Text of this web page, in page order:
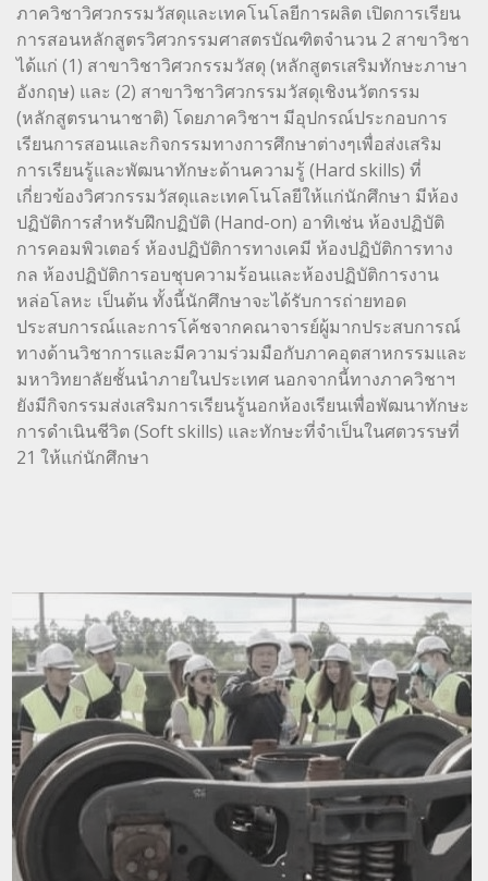
ภาควิชาวิศวกรรมวัสดุและเทคโนโลยีการผลิต เปิดการเรียน
การสอนหลักสูตรวิศวกรรมศาสตรบัณฑิตจำนวน 2 สาขาวิชา
ได้แก่ (1) สาขาวิชาวิศวกรรมวัสดุ (หลักสูตรเสริมทักษะภาษา
อังกฤษ) และ (2) สาขาวิชาวิศวกรรมวัสดุเชิงนวัตกรรม
(หลักสูตรนานาชาติ) โดยภาควิชาฯ มีอุปกรณ์ประกอบการ
เรียนการสอนและกิจกรรมทางการศึกษาต่างๆเพื่อส่งเสริม
การเรียนรู้และพัฒนาทักษะด้านความรู้ (Hard skills) ที่
เกี่ยวข้องวิศวกรรมวัสดุและเทคโนโลยีให้แก่นักศึกษา มีห้อง
ปฏิบัติการสำหรับฝึกปฏิบัติ (Hand-on) อาทิเช่น ห้องปฏิบัติ
การคอมพิวเตอร์ ห้องปฏิบัติการทางเคมี ห้องปฏิบัติการทาง
กล ห้องปฏิบัติการอบชุบความร้อนและห้องปฏิบัติการงาน
หล่อโลหะ เป็นต้น ทั้งนี้นักศึกษาจะได้รับการถ่ายทอด
ประสบการณ์และการโค้ชจากคณาจารย์ผู้มากประสบการณ์
ทางด้านวิชาการและมีความร่วมมือกับภาคอุตสาหกรรมและ
มหาวิทยาลัยชั้นนำภายในประเทศ นอกจากนี้ทางภาควิชาฯ
ยังมีกิจกรรมส่งเสริมการเรียนรู้นอกห้องเรียนเพื่อพัฒนาทักษะ
การดำเนินชีวิต (Soft skills) และทักษะที่จำเป็นในศตวรรษที่
21 ให้แก่นักศึกษา